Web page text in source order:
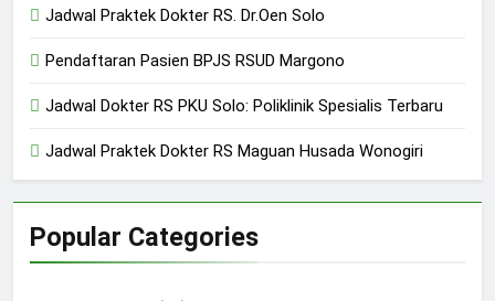
Jadwal Praktek Dokter RS. Dr.Oen Solo
Pendaftaran Pasien BPJS RSUD Margono
Jadwal Dokter RS PKU Solo: Poliklinik Spesialis Terbaru
Jadwal Praktek Dokter RS Maguan Husada Wonogiri
Popular Categories